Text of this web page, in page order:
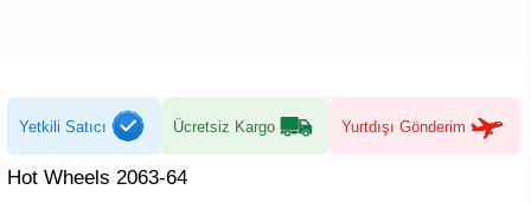
Yetkili Satıcı Ücretsiz Kargo Yurtdışı Gönderim
Hot Wheels 2063-64